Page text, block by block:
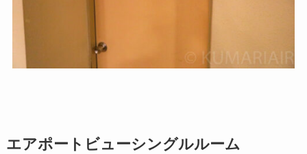
エアポートビューシングルルーム